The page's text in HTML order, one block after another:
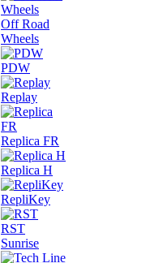
Off Road
Wheels
PDW
Replay
Replica FR
Replica H
RepliKey
RST
Sunrise